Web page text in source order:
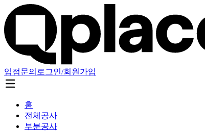
입점문의 로그인/회원가입
홈
전체공사
부분공사